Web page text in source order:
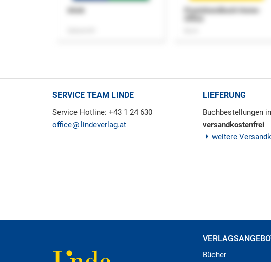
Praxishandbuch Home-
SERVICE TEAM LINDE
Service Hotline: +43 1 24 630
office
lindeverlag.at
LIEFERUNG
Buchbestellungen
versandkostenfrei
weitere
Bücher